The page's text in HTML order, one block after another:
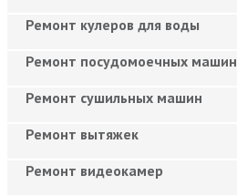
Ремонт кулеров для воды
Ремонт посудомоечных машин
Ремонт сушильных машин
Ремонт вытяжек
Ремонт видеокамер